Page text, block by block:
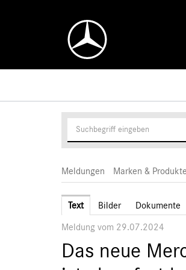
Meldungen Marken & Produkte
Text Bilder Dokumente
Meldung vom 29.07.2024
Das neue